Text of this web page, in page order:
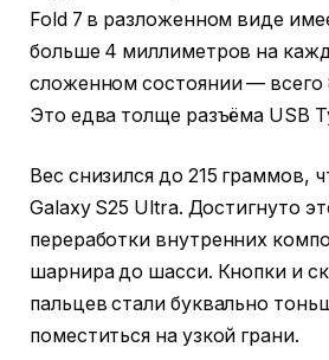
Fold 7 в разложенном виде
больше 4 миллиметров на
сложенном состоянии — всего
Это едва толще разъёма USB
Вес снизился до 215 граммов,
Galaxy S25 Ultra. Достигнуто
переработки внутренних
шарнира до шасси. Кнопки и
пальцев стали буквально
поместиться на узкой грани.